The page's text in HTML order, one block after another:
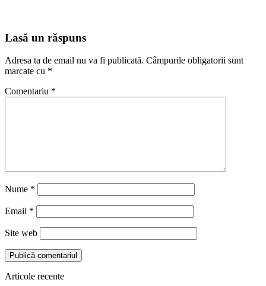
Lasă un răspuns
Adresa ta de email nu va fi publicată. Câmpurile obligatorii sunt
marcate cu *
Comentariu *
Nume *
Email *
Site web
Articole recente